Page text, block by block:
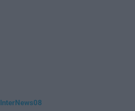
InterNews08